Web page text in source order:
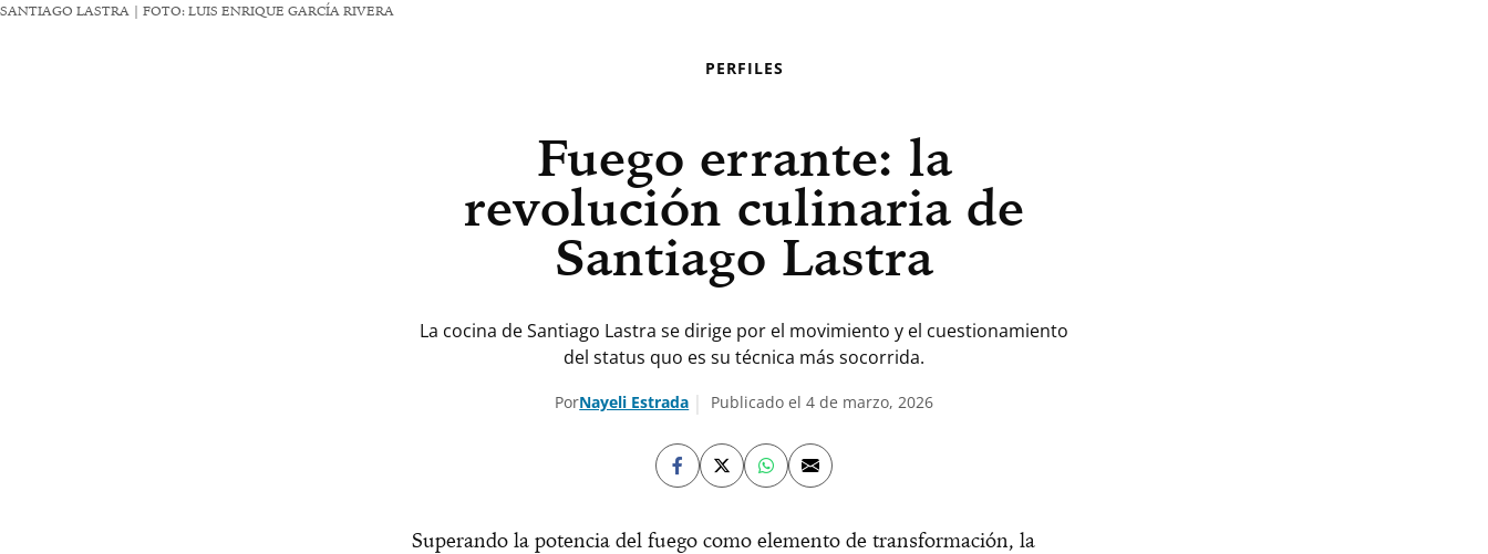
SANTIAGO LASTRA | FOTO: LUIS ENRIQUE GARCÍA RIVERA
PERFILES
Fuego errante: la
revolución culinaria de
Santiago Lastra
La cocina de Santiago Lastra se dirige por el movimiento y el cuestionamiento
del status quo es su técnica más socorrida.
PorNayeli Estrada Publicado el 4 de marzo, 2026
Superando la potencia del fuego como elemento de transformación, la